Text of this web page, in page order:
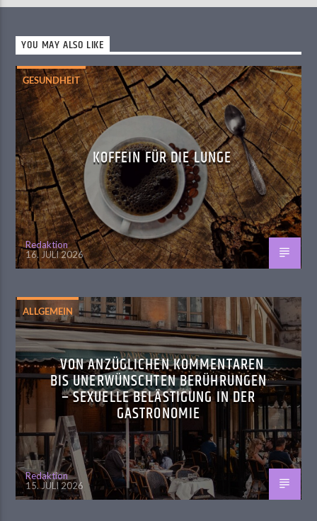
YOU MAY ALSO LIKE
GESUNDHEIT
KOFFEIN FÜR DIE LUNGE
Redaktion
16. JULI 2026
ALLGEMEIN
VON ANZÜGLICHEN KOMMENTAREN
BIS UNERWÜNSCHTEN BERÜHRUNGEN
– SEXUELLE BELÄSTIGUNG IN DER
GASTRONOMIE
Redaktion
15. JULI 2026